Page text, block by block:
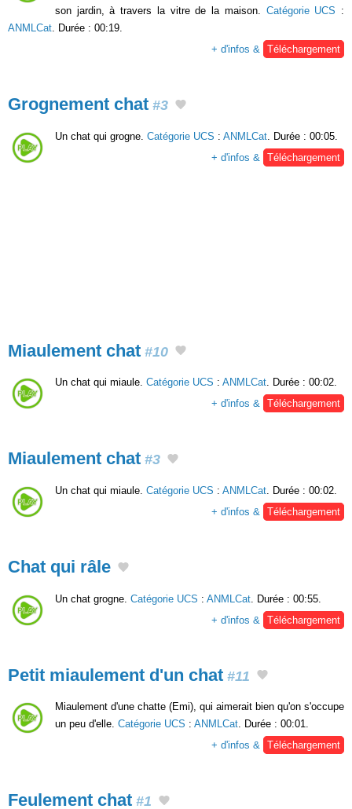
son jardin, à travers la vitre de la maison. Catégorie UCS :
ANMLCat . Durée : 00:19.
+ d'infos &
Téléchargement
Grognement chat #3
Un chat qui grogne. Catégorie UCS : ANMLCat . Durée : 00:05.
+ d'infos &
Téléchargement
Miaulement chat #10
Un chat qui miaule. Catégorie UCS : ANMLCat. Durée : 00:02.
+ d'infos & Téléchargement
Miaulement chat #3
Un chat qui miaule. Catégorie UCS : ANMLCat . Durée : 00:02.
+ d'infos &
Téléchargement
Chat qui râle
Un chat grogne. Catégorie UCS : ANMLCat . Durée : 00:55.
+ d'infos &
Téléchargement
Petit miaulement d'un chat #11
Miaulement d'une chatte (Emi), qui aimerait bien qu'on s'occupe
un peu d'elle. Catégorie UCS : ANMLCat. Durée : 00:01.
+ d'infos & Téléchargement
Feulement chat #1